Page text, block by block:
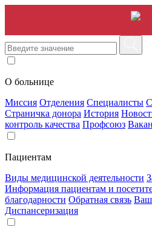
О больнице
Миссия Отделения Специалисты
Страничка донора История
контроль качества Профсоюз
Пациентам
Виды медицинской деятельности
Информация пациентам и
благодарности Обратная связь Ваш
Диспансеризация